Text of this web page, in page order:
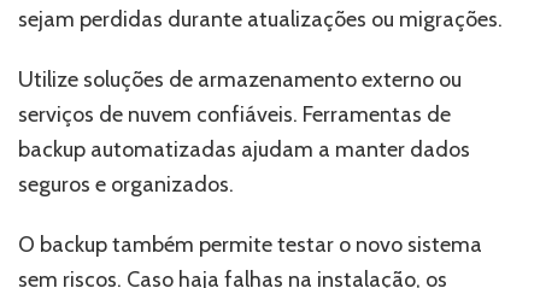
sejam perdidas durante atualizações ou migrações.
Utilize soluções de armazenamento externo ou
serviços de nuvem confiáveis. Ferramentas de
backup automatizadas ajudam a manter dados
seguros e organizados.
O backup também permite testar o novo sistema
sem riscos. Caso haja falhas na instalação, os